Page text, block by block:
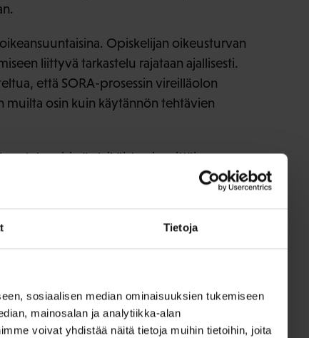
Tietoja
sosiaalisen median ominaisuuksien tukemiseen
mainosalan ja analytiikka-alan
voivat yhdistää näitä tietoja muihin tietoihin, joita
Opiskelijan oikeusturvan
liittyvä tarkastelu rajataan ajallisesti.
että SORA-prosessin vireilläolon
muilta osin kuin käytännön tehtävien
tekemisissä alaikäisten ja erittäin
kanssa sekä yleiseen turvallisuuteen
mahdollisuus tarkastella erikseen
jälkeen ammatillisen koulutuksen
tai muiden
Opiskelijan siirtäminen korkeakoulussa
peruuttamispäätöksen